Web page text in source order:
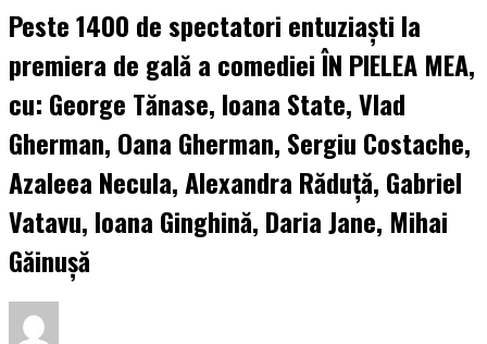
Peste 1400 de spectatori entuziaști la
premiera de gală a comediei ÎN PIELEA MEA,
cu: George Tănase, Ioana State, Vlad
Gherman, Oana Gherman, Sergiu Costache,
Azaleea Necula, Alexandra Răduță, Gabriel
Vatavu, Ioana Ginghină, Daria Jane, Mihai
Găinușă